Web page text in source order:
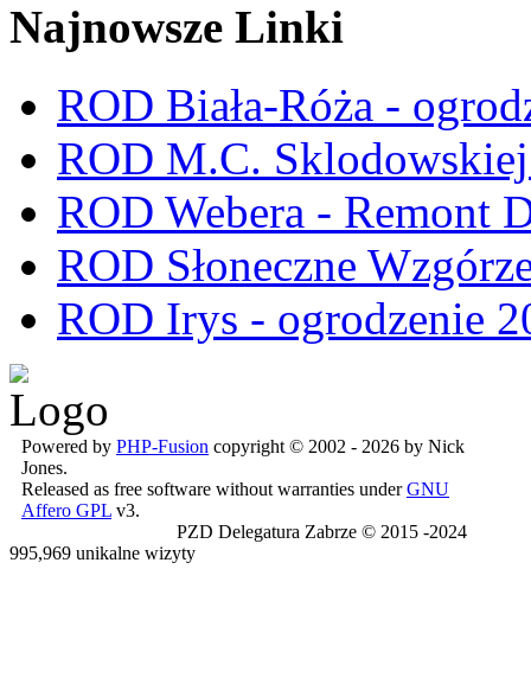
Najnowsze Linki
ROD Biała-Róża -
ROD M.C.
ROD Webera - Remont
ROD Słoneczne
ROD Irys - ogrodzenie
Powered by PHP-Fusion copyright © 2002 - 2026 by Nick
Jones.
Released as free software without warranties underGNU
Affero GPL v3.
PZD Delegatura Zabrze © 2015 -2024
995,969 unikalne wizyty